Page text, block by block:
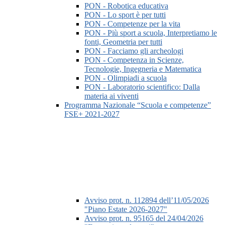
PON - Robotica educativa
PON - Lo sport è per tutti
PON - Competenze per la vita
PON - Più sport a scuola, Interpretiamo le
fonti, Geometria per tutti
PON - Facciamo gli archeologi
PON - Competenza in Scienze,
Tecnologie, Ingegneria e Matematica
PON - Olimpiadi a scuola
PON - Laboratorio scientifico: Dalla
materia ai viventi
Programma Nazionale “Scuola e competenze”
FSE+ 2021-2027
Avviso prot. n. 112894 dell’11/05/2026
"Piano Estate 2026-2027"
Avviso prot. n. 95165 del 24/04/2026